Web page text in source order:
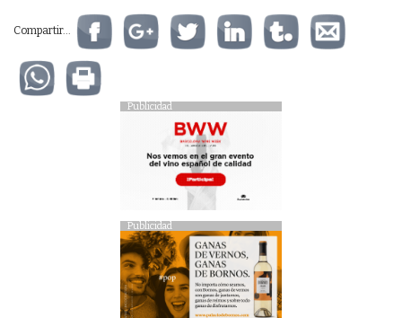
Compartir...
Publicidad
Publicidad